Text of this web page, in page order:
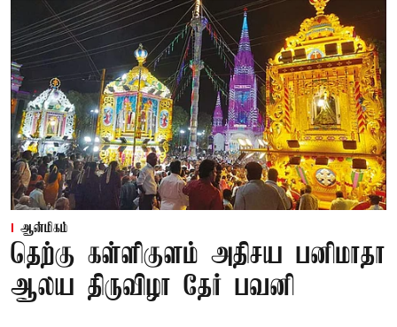
ஆன்மிகம்
தெற்கு கள்ளிகுளம் அதிசய பனிமாதா
ஆலய திருவிழா தேர் பவனி